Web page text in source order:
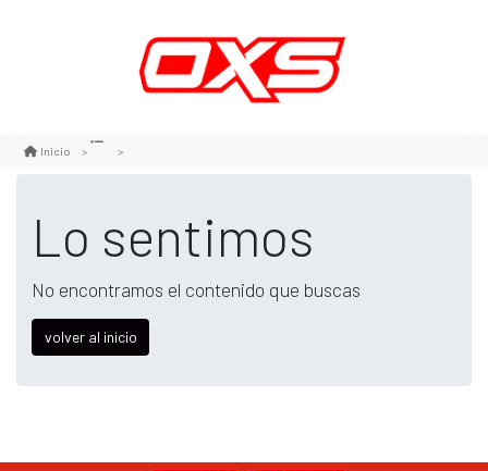
Inicio
Lo sentimos
No encontramos el contenido que buscas
volver al inicio